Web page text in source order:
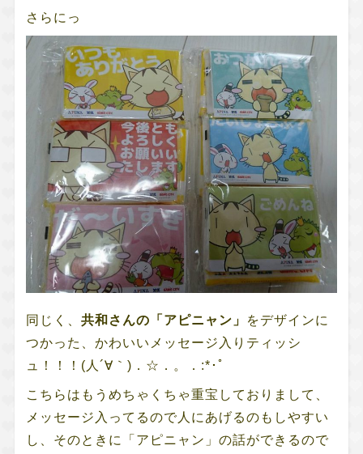
さらにっ
同じく、 共和さんの「アピニャン」
をデザインに
つかった、かわいいメッセージ入りティッシ
ュ！！！(人´∀｀)．☆．。．:*･ﾟ
こちらはもうめちゃくちゃ重宝しておりまして、
メッセージ入ってるので人にあげるのもしやすい
し、そのときに「アピニャン」の話ができるので